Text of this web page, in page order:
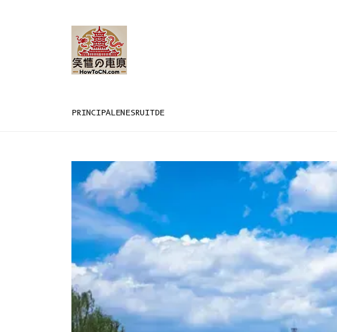
PRINCIPAL ENESRUITDE